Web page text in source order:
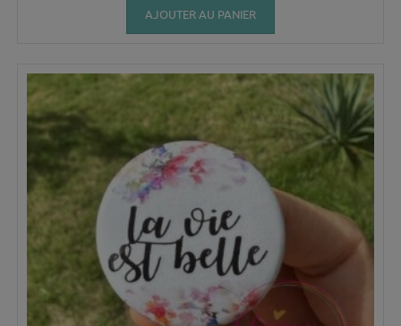
AJOUTER AU PANIER